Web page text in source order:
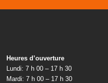
Heures d’ouverture
Lundi: 7 h 00 – 17 h 30
Mardi: 7 h 00 – 17 h 30